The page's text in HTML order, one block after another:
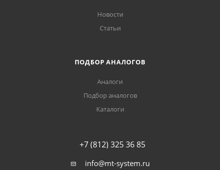
Новости
Статьи
ПОДБОР АНАЛОГОВ
Аналоги
Подбор аналогов
Каталоги
+7 (812) 325 36 85
info@mt-system.ru